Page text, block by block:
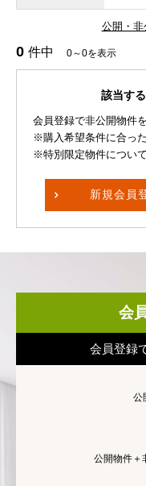
公開・
0 件中 0～0を表示
該当す
会員登録で非公開物件
※購入希望条件に合っ
※特別限定物件につい
新規会員
会
会員登録
公
公開物件＋